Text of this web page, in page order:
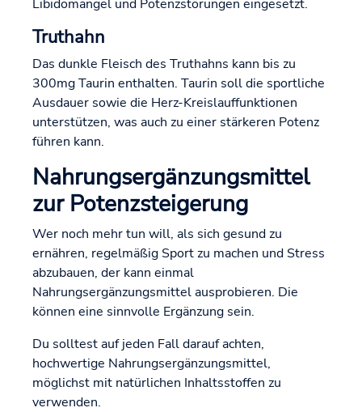
Libidomangel und Potenzstörungen eingesetzt.
Truthahn
Das dunkle Fleisch des Truthahns kann bis zu
300mg Taurin enthalten. Taurin soll die sportliche
Ausdauer sowie die Herz-Kreislauffunktionen
unterstützen, was auch zu einer stärkeren Potenz
führen kann.
Nahrungsergänzungsmittel
zur Potenzsteigerung
Wer noch mehr tun will, als sich gesund zu
ernähren, regelmäßig Sport zu machen und Stress
abzubauen, der kann einmal
Nahrungsergänzungsmittel ausprobieren. Die
können eine sinnvolle Ergänzung sein.
Du solltest auf jeden Fall darauf achten,
hochwertige Nahrungsergänzungsmittel,
möglichst mit natürlichen Inhaltsstoffen zu
verwenden.